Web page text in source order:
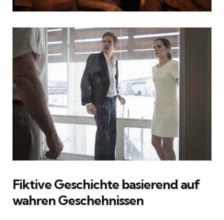
Fiktive Geschichte basierend auf
wahren Geschehnissen